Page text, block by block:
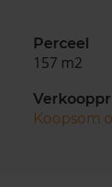
Perceel
157 m2
Koopsom